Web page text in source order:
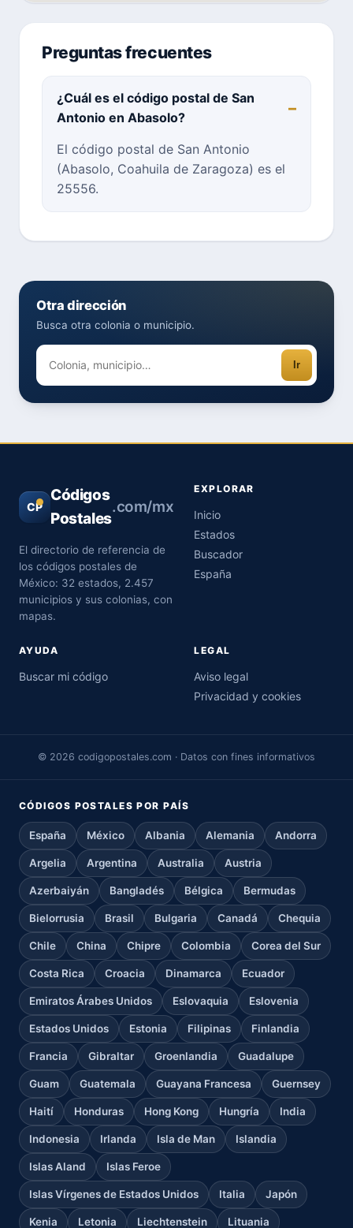
Preguntas frecuentes
¿Cuál es el código postal de San
Antonio en Abasolo?
El código postal de San Antonio
(Abasolo, Coahuila de Zaragoza) es el
25556.
Otra dirección
Busca otra colonia o municipio.
Ir
CP
Códigos
Postales
.com/mx
El directorio de referencia de
los códigos postales de
México: 32 estados, 2.457
municipios y sus colonias, con
mapas.
EXPLORAR
Inicio
Estados
Buscador
España
AYUDA
Buscar mi código
LEGAL
Aviso legal
Privacidad y cookies
© 2026 codigopostales.com · Datos con fines informativos
CÓDIGOS POSTALES POR PAÍS
España México Albania Alemania Andorra
Argelia Argentina Australia Austria
Azerbaiyán Bangladés Bélgica Bermudas
Bielorrusia Brasil Bulgaria Canadá Chequia
Chile China Chipre Colombia Corea del Sur
Costa Rica Croacia Dinamarca Ecuador
Emiratos Árabes Unidos Eslovaquia Eslovenia
Estados Unidos Estonia Filipinas Finlandia
Francia Gibraltar Groenlandia Guadalupe
Guam Guatemala Guayana Francesa Guernsey
Haití Honduras Hong Kong Hungría India
Indonesia Irlanda Isla de Man Islandia
Islas Aland Islas Feroe
Islas Vírgenes de Estados Unidos Italia Japón
Kenia Letonia Liechtenstein Lituania